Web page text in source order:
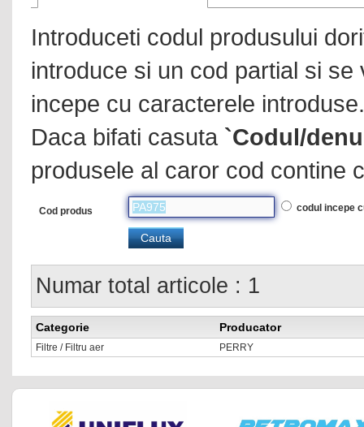
Introduceti codul produsului
introduce si un cod partial si
incepe cu caracterele introduse.
Daca bifati casuta `Codul/
produsele al caror cod contine
Cod produs codul incepe
Numar total articole : 1
Categorie Producator
Filtre / Filtru aer PERRY